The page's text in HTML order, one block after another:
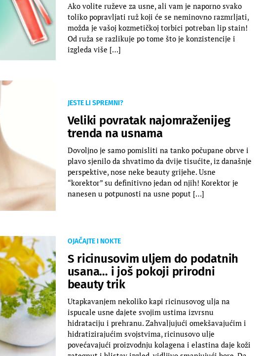
Ako volite ruževe za usne, ali vam je naporno svako
toliko popravljati ruž koji će se neminovno razmrljati,
možda je vašoj kozmetičkoj torbici potreban lip stain!
Od ruža se razlikuje po tome što je konzistencije i
izgleda više […]
JESTE LI SPREMNI?
Veliki povratak najomraženijeg
trenda na usnama
Dovoljno je samo pomisliti na tanko počupane obrve i
plavo sjenilo da shvatimo da dvije tisućite, iz današnje
perspektive, nose neke beauty grijehe. Usne
“korektor” su definitivno jedan od njih! Korektor je
nanesen u potpunosti na usne poput […]
OJAČAJTE I NOKTE
S ricinusovim uljem do podatnih
usana… i još pokoji prirodni
beauty trik
Utapkavanjem nekoliko kapi ricinusovog ulja na
ispucale usne dajete svojim ustima izvrsnu
hidrataciju i prehranu. Zahvaljujući omekšavajućim i
hidratizirajućim svojstvima, ricinusovo ulje
povećavajući proizvodnju kolagena i elastina daje koži